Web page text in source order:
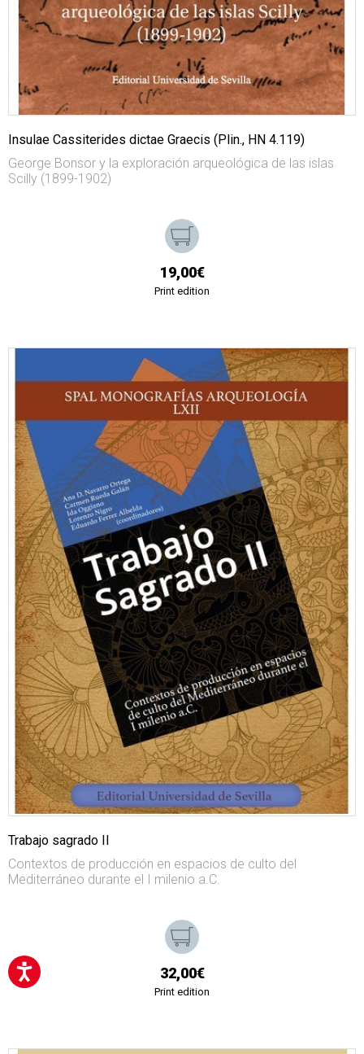
Insulae Cassiterides dictae Graecis (Plin., HN 4.119)
George Bonsor y la exploración arqueológica de las islas
Scilly (1899-1902)
19,00€
Print edition
Trabajo sagrado II
Contextos de producción en espacios de culto del
Mediterráneo durante el I milenio a.C.
32,00€
Print edition